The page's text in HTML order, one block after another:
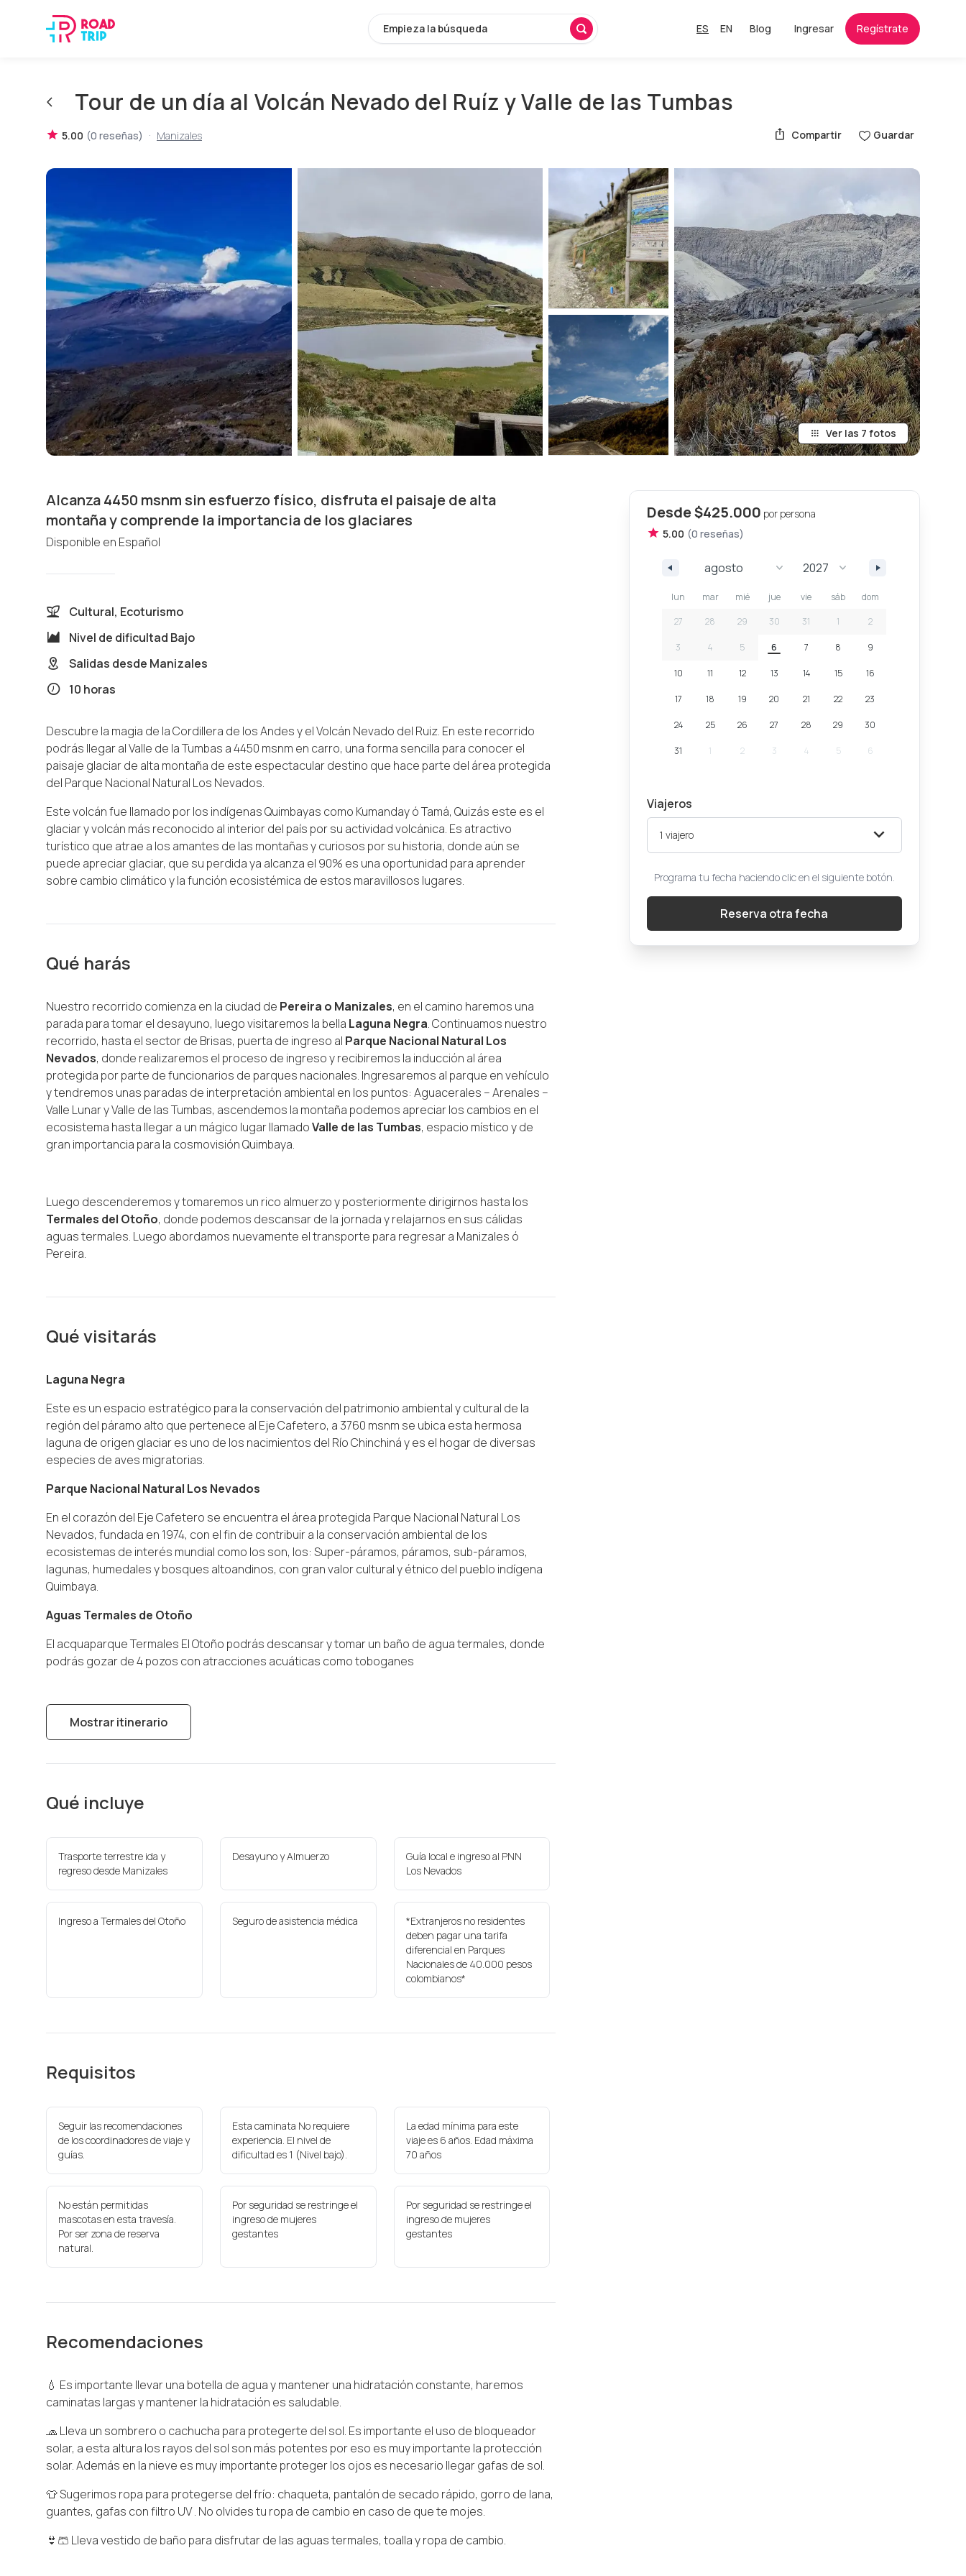
Empieza la búsqueda ES EN Blog Ingresar Regístrate
Tour de un día al Volcán Nevado del Ruíz y Valle de las Tumbas
5.00 (0 reseñas) · Manizales Compartir Guardar
Ver las 7 fotos
Alcanza 4450 msnm sin esfuerzo físico, disfruta el paisaje de alta
montaña y comprende la importancia de los glaciares
Disponible en Español
Cultural, Ecoturismo
Nivel de dificultad Bajo
Salidas desde Manizales
10 horas
Descubre la magia de la Cordillera de los Andes y el Volcán Nevado del Ruiz. En este recorrido
podrás llegar al Valle de la Tumbas a 4450 msnm en carro, una forma sencilla para conocer el
paisaje glaciar de alta montaña de este espectacular destino que hace parte del área protegida
del Parque Nacional Natural Los Nevados.
Este volcán fue llamado por los indígenas Quimbayas como Kumanday ó Tamá, Quizás este es el
glaciar y volcán más reconocido al interior del país por su actividad volcánica. Es atractivo
turístico que atrae a los amantes de las montañas y curiosos por su historia, donde aún se
puede apreciar glaciar, que su perdida ya alcanza el 90% es una oportunidad para aprender
sobre cambio climático y la función ecosistémica de estos maravillosos lugares.
Qué harás
Nuestro recorrido comienza en la ciudad de Pereira o Manizales, en el camino haremos una
parada para tomar el desayuno, luego visitaremos la bella Laguna Negra. Continuamos nuestro
recorrido, hasta el sector de Brisas, puerta de ingreso al Parque Nacional Natural Los
Nevados, donde realizaremos el proceso de ingreso y recibiremos la inducción al área
protegida por parte de funcionarios de parques nacionales. Ingresaremos al parque en vehículo
y tendremos unas paradas de interpretación ambiental en los puntos: Aguacerales – Arenales –
Valle Lunar y Valle de las Tumbas, ascendemos la montaña podemos apreciar los cambios en el
ecosistema hasta llegar a un mágico lugar llamadoValle de las Tumbas, espacio místico y de
gran importancia para la cosmovisión Quimbaya.
Luego descenderemos y tomaremos un rico almuerzo y posteriormente dirigirnos hasta los
Termales del Otoño, donde podemos descansar de la jornada y relajarnos en sus cálidas
aguas termales. Luego abordamos nuevamente el transporte para regresar a Manizales ó
Pereira.
Qué visitarás
Laguna Negra
Este es un espacio estratégico para la conservación del patrimonio ambiental y cultural de la
región del páramo alto que pertenece al Eje Cafetero, a 3760 msnm se ubica esta hermosa
laguna de origen glaciar es uno de los nacimientos del Río Chinchiná y es el hogar de diversas
especies de aves migratorias.
Parque Nacional Natural Los Nevados
En el corazón del Eje Cafetero se encuentra el área protegida Parque Nacional Natural Los
Nevados, fundada en 1974, con el fin de contribuir a la conservación ambiental de los
ecosistemas de interés mundial como los son, los: Super-páramos, páramos, sub-páramos,
lagunas, humedales y bosques altoandinos, con gran valor cultural y étnico del pueblo indígena
Quimbaya.
Aguas Termales de Otoño
El acquaparque Termales El Otoño podrás descansar y tomar un baño de agua termales, donde
podrás gozar de 4 pozos con atracciones acuáticas como toboganes
Mostrar itinerario
Qué incluye
Trasporte terrestre ida y
regreso desde Manizales
Desayuno y Almuerzo
Guía local e ingreso al PNN
Los Nevados
Ingreso a Termales del Otoño Seguro de asistencia médica
*Extranjeros no residentes
deben pagar una tarifa
diferencial en Parques
Nacionales de 40.000 pesos
colombianos*
Requisitos
Seguir las recomendaciones
de los coordinadores de viaje y
guías.
Esta caminata No requiere
experiencia. El nivel de
dificultad es 1 (Nivel bajo).
La edad mínima para este
viaje es 6 años. Edad máxima
70 años
No están permitidas
mascotas en esta travesía.
Por ser zona de reserva
natural.
Por seguridad se restringe el
ingreso de mujeres
gestantes
Por seguridad se restringe el
ingreso de mujeres
gestantes
Recomendaciones
💧 Es importante llevar una botella de agua y mantener una hidratación constante, haremos
caminatas largas y mantener la hidratación es saludable.
🧢 Lleva un sombrero o cachucha para protegerte del sol. Es importante el uso de bloqueador
solar, a esta altura los rayos del sol son más potentes por eso es muy importante la protección
solar. Además en la nieve es muy importante proteger los ojos es necesario llegar gafas de sol.
👕 Sugerimos ropa para protegerse del frío: chaqueta, pantalón de secado rápido, gorro de lana,
guantes, gafas con filtro UV . No olvides tu ropa de cambio en caso de que te mojes.
👙🩳 Lleva vestido de baño para disfrutar de las aguas termales, toalla y ropa de cambio.
Desde$425.000 por persona
5.00 (0 reseñas)
lun mar mié jue vie sáb
dom
27
28 29 30 31 1 2
3 4 5 6 7 8 9
10 11 12 13 14 15 16
17 18 19 20 21 22 23
24 25 26 27 28 29 30
31 1 2 3 4 5 6
Viajeros
1 viajero
Programa tu fecha haciendo clic en el siguiente botón.
Reserva otra fecha